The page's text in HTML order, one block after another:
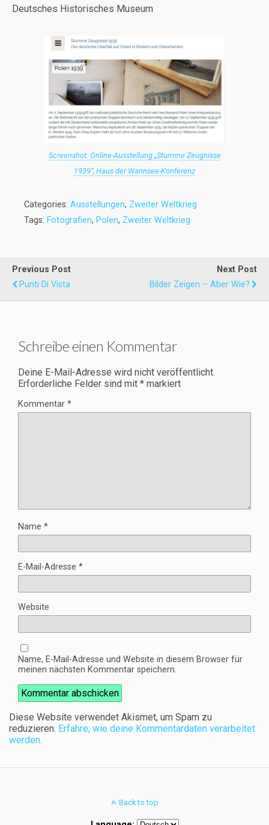
Deutsches Historisches Museum
Screenshot: Online-Ausstellung „Stumme Zeugnisse
1939“, Haus der Wannsee-Konferenz
Categories: Ausstellungen, Zweiter Weltkrieg
Tags: Fotografien, Polen, Zweiter Weltkrieg
Previous Post
Punti Di Vista
Next Post
Bilder Zeigen – Aber Wie?
Schreibe einen Kommentar
Deine E-Mail-Adresse wird nicht veröffentlicht.
Erforderliche Felder sind mit * markiert
Kommentar *
Name *
E-Mail-Adresse *
Website
Name, E-Mail-Adresse und Website in diesem Browser für
meinen nächsten Kommentar speichern.
Diese Website verwendet Akismet, um Spam zu
reduzieren. Erfahre, wie deine Kommentardaten verarbeitet
werden.
Back to top